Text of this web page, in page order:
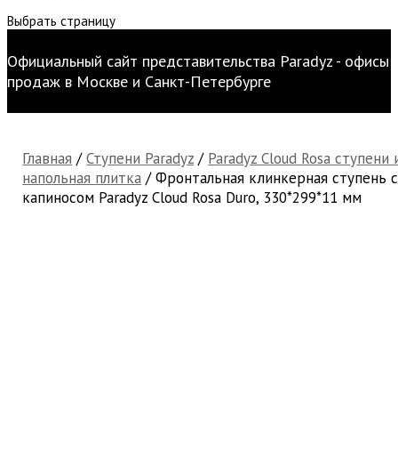
Выбрать страницу
Официальный сайт представительства Paradyz - офисы
продаж в Москве и Санкт-Петербурге
Главная /Ступени Paradyz / Paradyz Cloud Rosa ступени
напольная плитка / Фронтальная клинкерная ступень с
капиносом Paradyz Cloud Rosa Duro, 330*299*11 мм